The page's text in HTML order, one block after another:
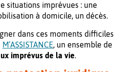
situations imprévues : une
à domicile, un décès.
dans ces moments difficiles
M’ASSISTANCE, un ensemble de
imprévus de la vie.